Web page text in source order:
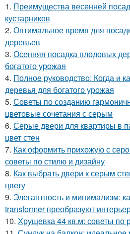
1. Преимущества весенней
кустарников
2. Оптимальное время для
деревьев
3. Осенняя посадка плодовых
богатого урожая
4. Полное руководство: Когда и
деревья для богатого урожая
5. Советы по созданию
цветовые сочетания с серым
6. Серые двери для квартиры в
цвет стен
7. Как оформить прихожую с
советы по стилю и дизайну
8. Как выбрать двери к серым
цвету
9. Элегантность и минимализм:
transformer преобразуют
10. Хрущевка 44 кв.м: советы по